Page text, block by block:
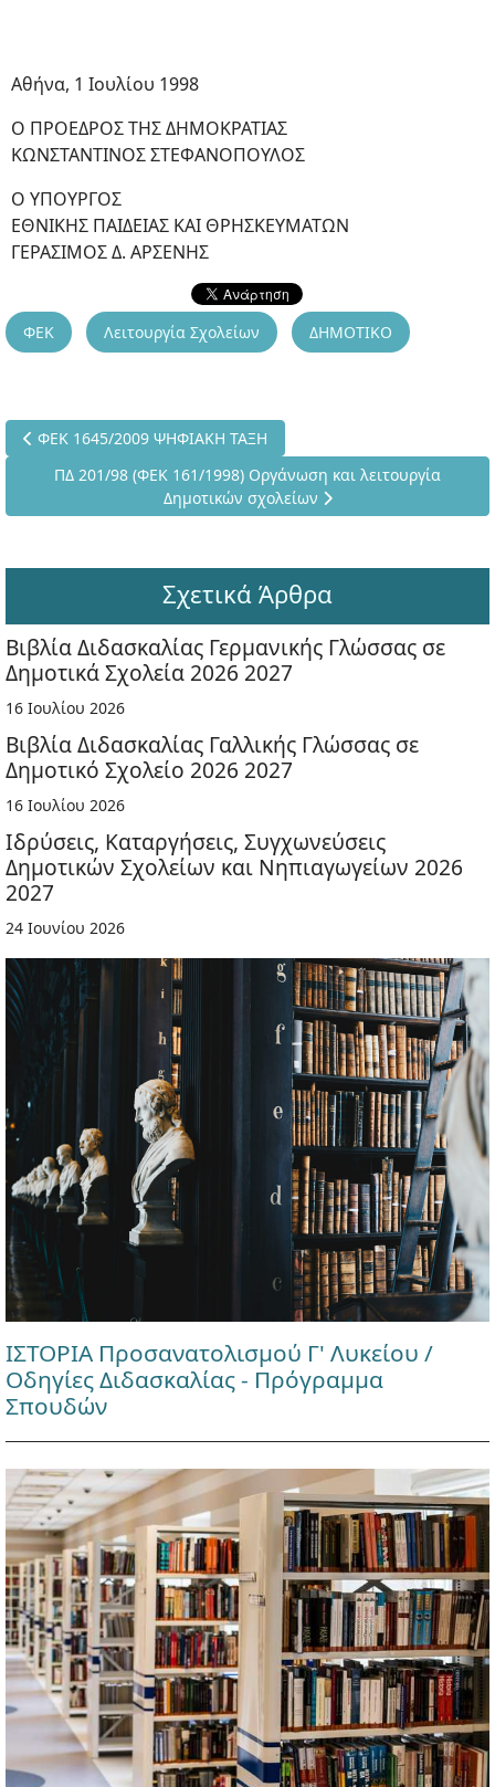
Αθήνα, 1 Ιουλίου 1998
Ο ΠΡΟΕΔΡΟΣ ΤΗΣ ΔΗΜΟΚΡΑΤΙΑΣ
ΚΩΝΣΤΑΝΤΙΝΟΣ ΣΤΕΦΑΝΟΠΟΥΛΟΣ
Ο ΥΠΟΥΡΓΟΣ
ΕΘΝΙΚΗΣ ΠΑΙΔΕΙΑΣ ΚΑΙ ΘΡΗΣΚΕΥΜΑΤΩΝ
ΓΕΡΑΣΙΜΟΣ Δ. ΑΡΣΕΝΗΣ
ΦΕΚ Λειτουργία Σχολείων ΔΗΜΟΤΙΚΟ
Προηγούμενο άρθρο: ΦΕΚ 1645/2009 ΨΗΦΙΑΚΗ ΤΑΞΗ
ΦΕΚ 1645/2009 ΨΗΦΙΑΚΗ ΤΑΞΗ
Επόμενο άρθρο: ΠΔ 201/98 (ΦΕΚ 161/1998) Οργάνωση και
ΠΔ 201/98 (ΦΕΚ 161/1998) Οργάνωση και λειτουργία
Δημοτικών σχολείων
Σχετικά Άρθρα
Βιβλία Διδασκαλίας Γερμανικής Γλώσσας σε
Δημοτικά Σχολεία 2026 2027
16 Ιουλίου 2026
Βιβλία Διδασκαλίας Γαλλικής Γλώσσας σε
Δημοτικό Σχολείο 2026 2027
16 Ιουλίου 2026
Ιδρύσεις, Καταργήσεις, Συγχωνεύσεις
Δημοτικών Σχολείων και Νηπιαγωγείων 2026
2027
24 Ιουνίου 2026
ΙΣΤΟΡΙΑ Προσανατολισμού Γ' Λυκείου /
Οδηγίες Διδασκαλίας - Πρόγραμμα
Σπουδών